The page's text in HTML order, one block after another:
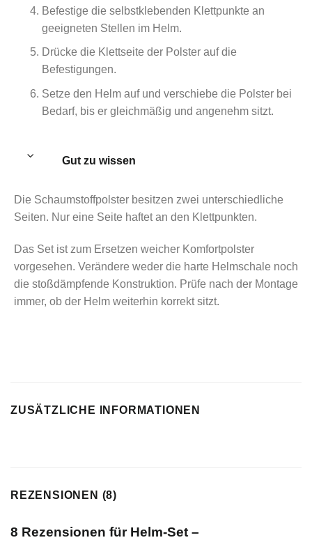
Befestige die selbstklebenden Klettpunkte an
geeigneten Stellen im Helm.
Drücke die Klettseite der Polster auf die
Befestigungen.
Setze den Helm auf und verschiebe die Polster bei
Bedarf, bis er gleichmäßig und angenehm sitzt.
Gut zu wissen
Die Schaumstoffpolster besitzen zwei unterschiedliche
Seiten. Nur eine Seite haftet an den Klettpunkten.
Das Set ist zum Ersetzen weicher Komfortpolster
vorgesehen. Verändere weder die harte Helmschale noch
die stoßdämpfende Konstruktion. Prüfe nach der Montage
immer, ob der Helm weiterhin korrekt sitzt.
ZUSÄTZLICHE INFORMATIONEN
REZENSIONEN (8)
8 Rezensionen für Helm-Set –